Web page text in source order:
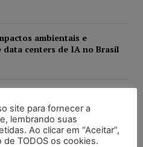
ambientais e
data centers de IA no Brasil
e lacração
site para fornecer a
lembrando suas
Ao clicar em “Aceitar”,
TODOS os cookies.